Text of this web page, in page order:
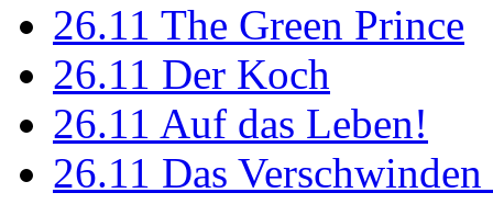
26.11 The Green Prince
26.11 Der Koch
26.11 Auf das Leben!
26.11 Das